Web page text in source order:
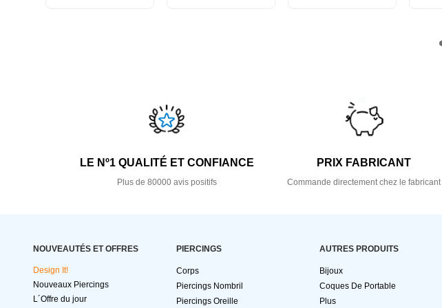
LE Nº1 QUALITÉ ET CONFIANCE
Plus de 80000 avis positifs
PRIX FABRICANT
Commande directement chez le fabricant
NOUVEAUTÉS ET OFFRES
Design It!
Nouveaux Piercings
L´Offre du jour
PIERCINGS
Corps
Piercings Nombril
Piercings Oreille
AUTRES PRODUITS
Bijoux
Coques De Portable
Plus